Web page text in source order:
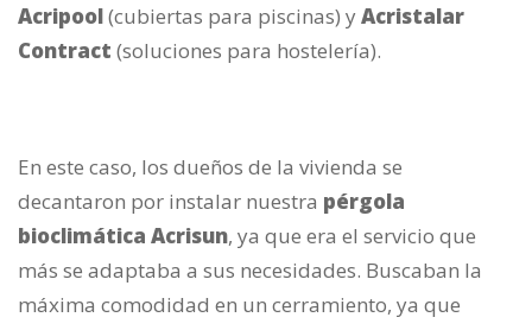
Acripool(cubiertas para piscinas) yAcristalar
Contract (soluciones para hostelería).
En este caso, los dueños de la vivienda se
decantaron por instalar nuestra pérgola
bioclimática Acrisun, ya que era el servicio que
más se adaptaba a sus necesidades. Buscaban la
máxima comodidad en un cerramiento, ya que